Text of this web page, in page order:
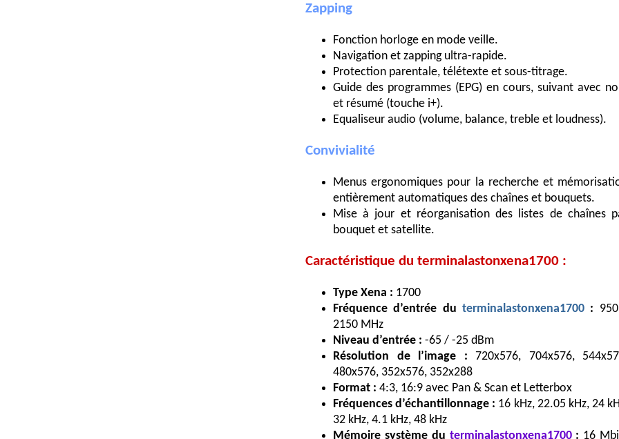
Zapping
Fonction horloge en mode veille.
Navigation et zapping ultra-rapide.
Protection parentale, télétexte et sous-titrage.
Guide des programmes (EPG) en cours, suivant avec
et résumé (touche i+).
Equaliseur audio (volume, balance, treble et loudness).
Convivialité
Menus ergonomiques pour la recherche et
entièrement automatiques des chaînes et bouquets.
Mise à jour et réorganisation des listes de chaînes
bouquet et satellite.
Caractéristique du terminalastonxena1700 :
Type Xena : 1700
Fréquence d’entrée du terminalastonxena1700 :
2150 MHz
Niveau d’entrée : -65 / -25 dBm
Résolution de l’image : 720x576, 704x576,
480x576, 352x576, 352x288
Format : 4:3, 16:9 avec Pan & Scan et Letterbox
Fréquences d’échantillonnage : 16 kHz, 22.05 kHz, 24
32 kHz, 4.1 kHz, 48 kHz
Mémoire système du terminalastonxena1700 : 16